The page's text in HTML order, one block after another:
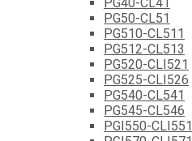
PG50-CL51
PG510-CL511
PG512-CL513
PG520-CLI521
PG525-CLI526
PG540-CL541
PG545-CL546
PGI550-CLI551